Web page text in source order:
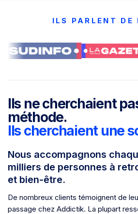
ILS PARLENT DE
Ils ne cherchaient
méthode.
Ils cherchaient une
Nous accompagnons
milliers de personnes à
et bien-être.
De nombreux clients témoignent de
passage chez Addictik. La plupart